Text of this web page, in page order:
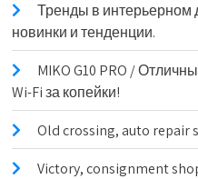
Тренды в интерьерном
новинки и тенденции.
MIKO G10 PRO /
Wi-Fi за копейки!
Old crossing, auto repair
Victory, consignment